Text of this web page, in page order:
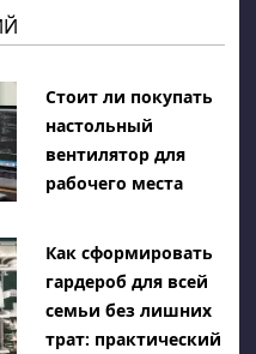
Стоит ли покупать
настольный
вентилятор для
рабочего места
Как сформировать
гардероб для всей
семьи без лишних
трат: практический